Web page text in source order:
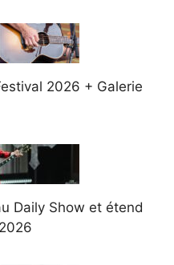
2026 + Galerie
Daily Show et étend